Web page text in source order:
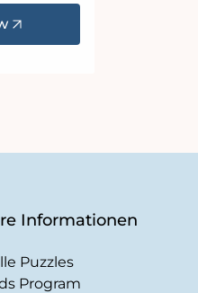
Informationen
Puzzles
Program